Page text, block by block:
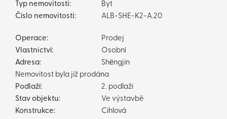
Typ nemovitosti:
Byt
Číslo nemovitosti:
ALB-SHE-K2-A.20
Operace:
Prodej
Vlastnictví:
Osobní
Adresa:
Shëngjin
Nemovitost byla již prodána
Podlaží:
2. podlaží
Stav objektu:
Ve výstavbě
Konstrukce:
Cihlová